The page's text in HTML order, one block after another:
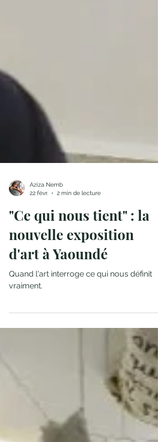
Aziza Nemb
22 févr.
2 min de lecture
"Ce qui nous tient" : la
nouvelle exposition
d'art à Yaoundé
vraiment.